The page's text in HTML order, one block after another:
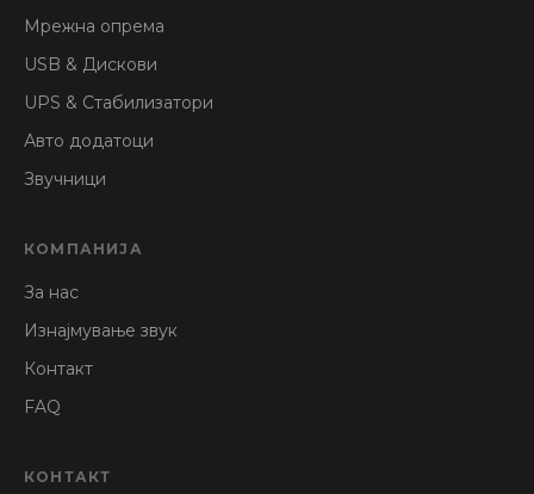
Мрежна опрема
USB & Дискови
UPS & Стабилизатори
Авто додатоци
Звучници
КОМПАНИЈА
За нас
Изнајмување звук
Контакт
FAQ
КОНТАКТ